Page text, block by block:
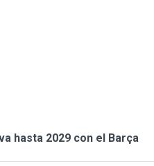
hasta 2029 con el Barça